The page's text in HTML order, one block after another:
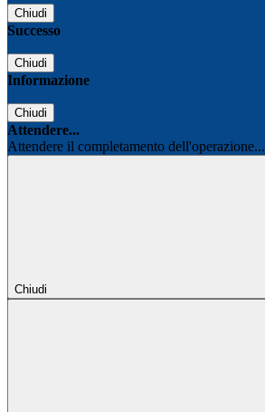
Chiudi
Successo
Chiudi
Informazione
Chiudi
Attendere...
Attendere il completamento dell'operazione...
Chiudi